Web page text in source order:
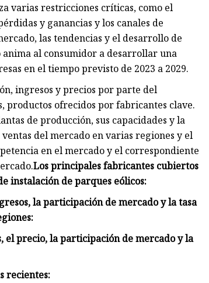
varias restricciones críticas, como el
y ganancias y los canales de
las tendencias y el desarrollo de
anima al consumidor a desarrollar una
en el tiempo previsto de 2023 a 2029.
ingresos y precios por parte del
productos ofrecidos por fabricantes clave.
de producción, sus capacidades y la
del mercado en varias regiones y el
en el mercado y el correspondiente
Los principales fabricantes cubiertos
instalación de parques eólicos:
la participación de mercado y la tasa
el precio, la participación de mercado y la
recientes: